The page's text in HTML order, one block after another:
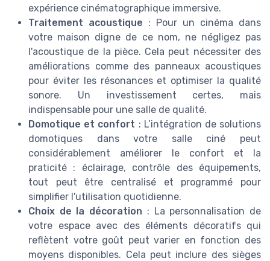
expérience cinématographique immersive.
Traitement acoustique : Pour un cinéma dans
votre maison digne de ce nom, ne négligez pas
l'acoustique de la pièce. Cela peut nécessiter des
améliorations comme des panneaux acoustiques
pour éviter les résonances et optimiser la qualité
sonore. Un investissement certes, mais
indispensable pour une salle de qualité.
Domotique et confort : L’intégration de solutions
domotiques dans votre salle ciné peut
considérablement améliorer le confort et la
praticité : éclairage, contrôle des équipements,
tout peut être centralisé et programmé pour
simplifier l'utilisation quotidienne.
Choix de la décoration : La personnalisation de
votre espace avec des éléments décoratifs qui
reflètent votre goût peut varier en fonction des
moyens disponibles. Cela peut inclure des sièges